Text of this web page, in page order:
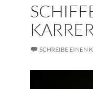
KARRER
SCHREIBE EINEN